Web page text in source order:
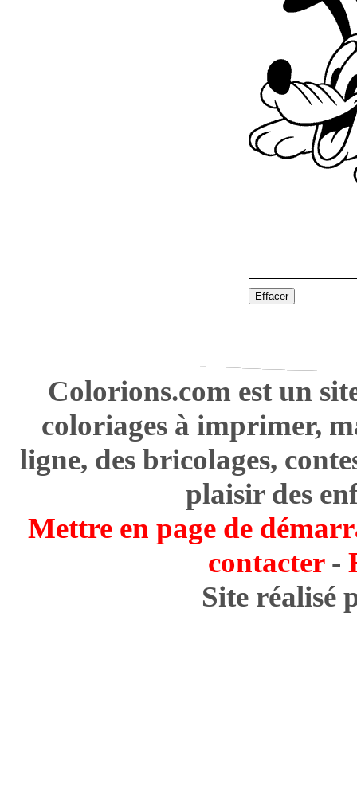
Effacer
Colorions.com est un
coloriages à imprimer,
ligne, des bricolages,
plaisir des
Mettre en page de
contacter-
Site réalisé